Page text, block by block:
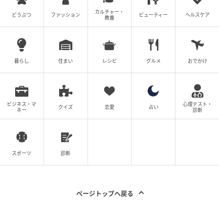
どうぶつ ファッション
カルチャー・
教養
ビューティー ヘルスケア
暮らし 住まい レシピ グルメ おでかけ
ビジネス・マ
ネー
クイズ 恋愛 占い
心理テスト・
診断
スポーツ 診断
ページトップへ戻る